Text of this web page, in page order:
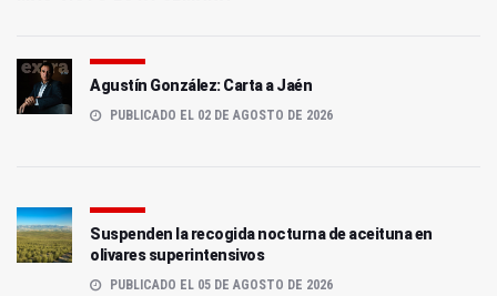
Agustín González: Carta a Jaén
PUBLICADO EL 02 DE AGOSTO DE 2026
Suspenden la recogida nocturna de aceituna en
olivares superintensivos
PUBLICADO EL 05 DE AGOSTO DE 2026